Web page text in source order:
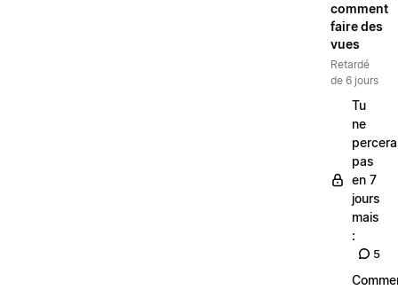
comment
faire des
vues
Retardé
de 6 jours
Tu
ne
pas
en 7
jours
mais
:
5